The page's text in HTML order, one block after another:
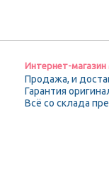
Интернет-магазин
Продажа, и
Гарантия
Всё со склада